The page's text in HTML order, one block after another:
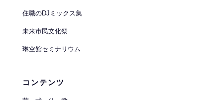
住職のDJミックス集
未来市民文化祭
琳空館セミナリウム
コンテンツ